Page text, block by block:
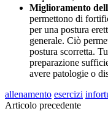
Miglioramento
permettono di
per una postura
generale. Ciò
postura scorretta.
preparazione
avere patologie o
allenamento esercizi
Articolo precedente